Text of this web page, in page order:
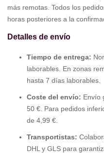
más remotas. Todos los
horas posteriores a la
Detalles de envío
Tiempo de entrega:
laborables. En zonas
hasta 7 días laborables.
Coste del envío: Envío
50 €. Para pedidos
de 4,99 €.
Transportistas:
DHL y GLS para